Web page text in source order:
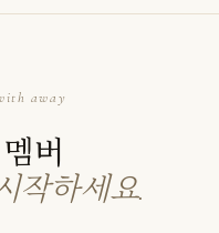
away
버
작하세요.